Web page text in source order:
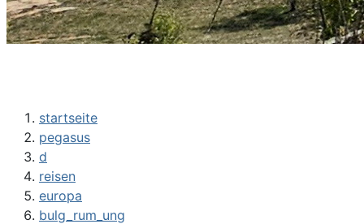
startseite
pegasus
d
reisen
europa
bulg_rum_ung